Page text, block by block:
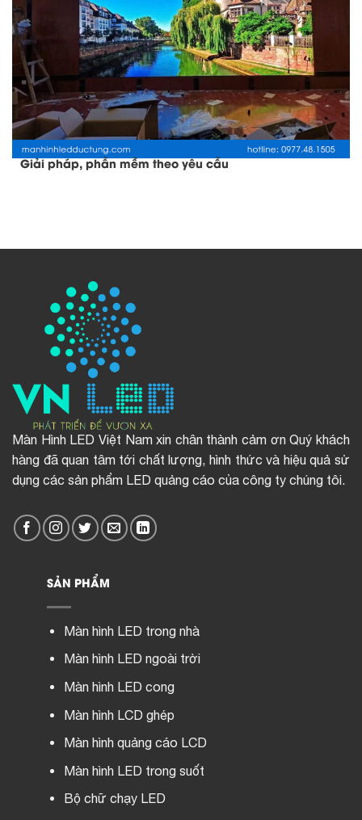
Giải pháp, phần mềm theo yêu cầu
Màn Hình LED Việt Nam xin chân thành cảm ơn Quý khách
hàng đã quan tâm tới chất lượng, hình thức và hiệu quả sử
dụng các sản phẩm LED quảng cáo của công ty chúng tôi.
SẢN PHẨM
Màn hình LED trong nhà
Màn hình LED ngoài trời
Màn hình LED cong
Màn hình LCD ghép
Màn hình quảng cáo LCD
Màn hình LED trong suốt
Bộ chữ chạy LED